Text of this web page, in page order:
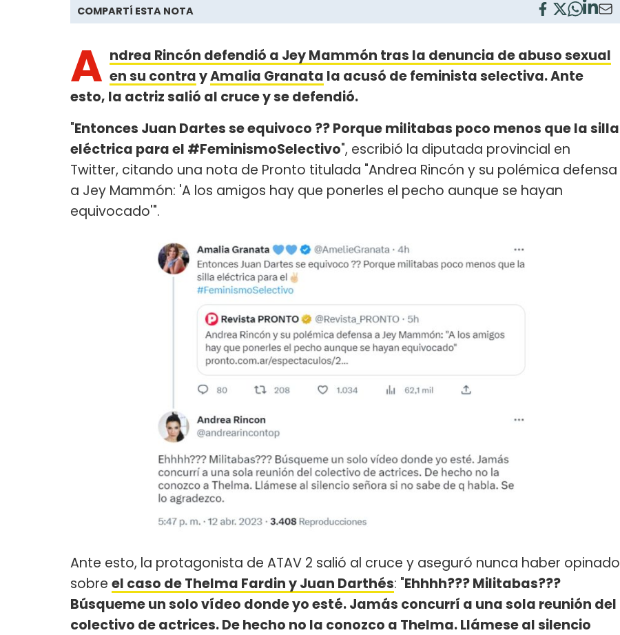
COMPARTÍ ESTA NOTA
A ndrea Rincón defendió a Jey Mammón tras la denuncia de abuso sexual
en su contrayAmalia Granata la acusó de feminista selectiva. Ante
esto, la actriz salió al cruce y se defendió.
"Entonces Juan Dartes se equivoco ?? Porque militabas poco menos que la silla
eléctrica para el #FeminismoSelectivo", escribió la diputada provincial en
Twitter, citando una nota de Pronto titulada "Andrea Rincón y su polémica defensa
a Jey Mammón: 'A los amigos hay que ponerles el pecho aunque se hayan
equivocado'".
Ante esto, la protagonista de ATAV 2 salió al cruce y aseguró nunca haber opinado
sobre el caso de Thelma Fardin y Juan Darthés: "Ehhhh??? Militabas???
Búsqueme un solo vídeo donde yo esté. Jamás concurrí a una sola reunión del
colectivo de actrices. De hecho no la conozco a Thelma. Llámese al silencio